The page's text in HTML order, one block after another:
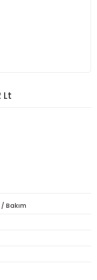
Lt
Bakım